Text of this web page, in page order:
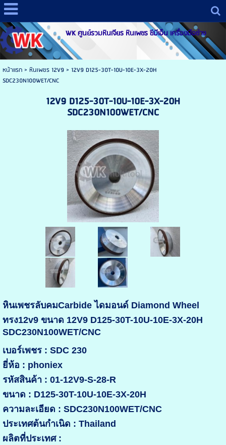
WK ศูนย์รวมหินเจียร หินเพชร ซีบีเอ็น เครื่องมือช่าง
หน้าแรก> หินเพชร 12V9> 12V9 D125-30T-10U-10E-3X-20H
SDC230N100WET/CNC
12V9 D125-30T-10U-10E-3X-20H
SDC230N100WET/CNC
หินเพชรลับคมCarbide ไดมอนด์ Diamond Wheel
ทรง12v9 ขนาด 12V9 D125-30T-10U-10E-3X-20H
SDC230N100WET/CNC
เบอร์เพชร : SDC 230
ยี่ห้อ : phoniex
รหัสสินค้า : 01-12V9-S-28-R
ขนาด : D125-30T-10U-10E-3X-20H
ความละเอียด : SDC230N100WET/CNC
ประเทศต้นกำเนิด : Thailand
ผลิตที่ประเทศ :